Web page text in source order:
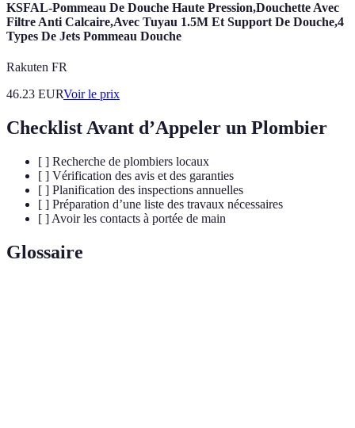
KSFAL-Pommeau De Douche Haute Pression,Douchette Avec
Filtre Anti Calcaire,Avec Tuyau 1.5M Et Support De Douche,4
Types De Jets Pommeau Douche
Rakuten FR
46.23 EURVoir le prix
Checklist Avant d’Appeler un Plombier
[ ] Recherche de plombiers locaux
[ ] Vérification des avis et des garanties
[ ] Planification des inspections annuelles
[ ] Préparation d’une liste des travaux nécessaires
[ ] Avoir les contacts à portée de main
Glossaire